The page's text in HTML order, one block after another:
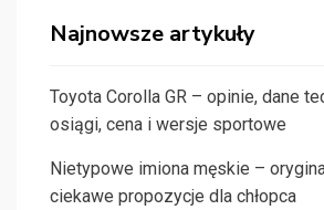
Najnowsze artykuły
Toyota Corolla GR – opinie, dane
osiągi, cena i wersje sportowe
Nietypowe imiona męskie –
ciekawe propozycje dla chłopca